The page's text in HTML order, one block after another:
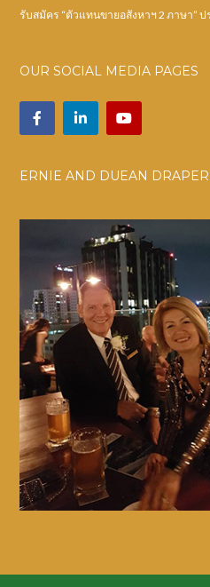
รับสมัคร “ตัวแทนขายอสังหาฯ 2 ภาษา”
OUR SOCIAL MEDIA PAGES
ERNIE AND DUEAN